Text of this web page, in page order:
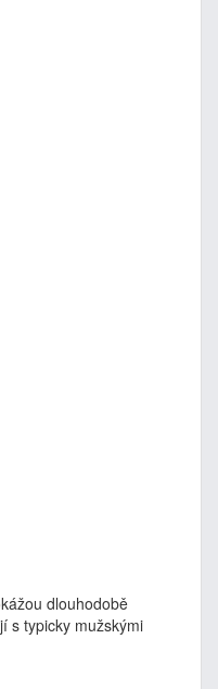
dlouhodobě
s typicky mužskými